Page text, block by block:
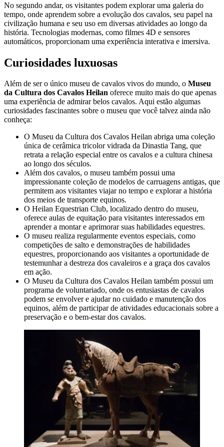
No segundo andar, os visitantes podem explorar uma galeria do
tempo, onde aprendem sobre a evolução dos cavalos, seu papel na
civilização humana e seu uso em diversas atividades ao longo da
história. Tecnologias modernas, como filmes 4D e sensores
automáticos, proporcionam uma experiência interativa e imersiva.
Curiosidades luxuosas
Além de ser o único museu de cavalos vivos do mundo, o Museu
da Cultura dos Cavalos Heilan oferece muito mais do que apenas
uma experiência de admirar belos cavalos. Aqui estão algumas
curiosidades fascinantes sobre o museu que você talvez ainda não
conheça:
O Museu da Cultura dos Cavalos Heilan abriga uma coleção
única de cerâmica tricolor vidrada da Dinastia Tang, que
retrata a relação especial entre os cavalos e a cultura chinesa
ao longo dos séculos.
Além dos cavalos, o museu também possui uma
impressionante coleção de modelos de carruagens antigas, que
permitem aos visitantes viajar no tempo e explorar a história
dos meios de transporte equinos.
O Heilan Equestrian Club, localizado dentro do museu,
oferece aulas de equitação para visitantes interessados em
aprender a montar e aprimorar suas habilidades equestres.
O museu realiza regularmente eventos especiais, como
competições de salto e demonstrações de habilidades
equestres, proporcionando aos visitantes a oportunidade de
testemunhar a destreza dos cavaleiros e a graça dos cavalos
em ação.
O Museu da Cultura dos Cavalos Heilan também possui um
programa de voluntariado, onde os entusiastas de cavalos
podem se envolver e ajudar no cuidado e manutenção dos
equinos, além de participar de atividades educacionais sobre a
preservação e o bem-estar dos cavalos.